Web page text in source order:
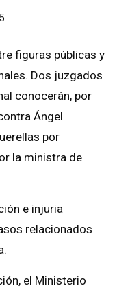
figuras públicas y
Dos juzgados
conocerán, por
Ángel
por
la ministra de
e injuria
relacionados
el Ministerio